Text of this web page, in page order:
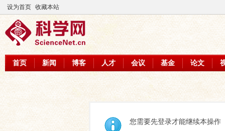
设为首页 收藏本站
首页 新闻 博客 人才 会议 基金 论文
您需要先登录才能继续本操作